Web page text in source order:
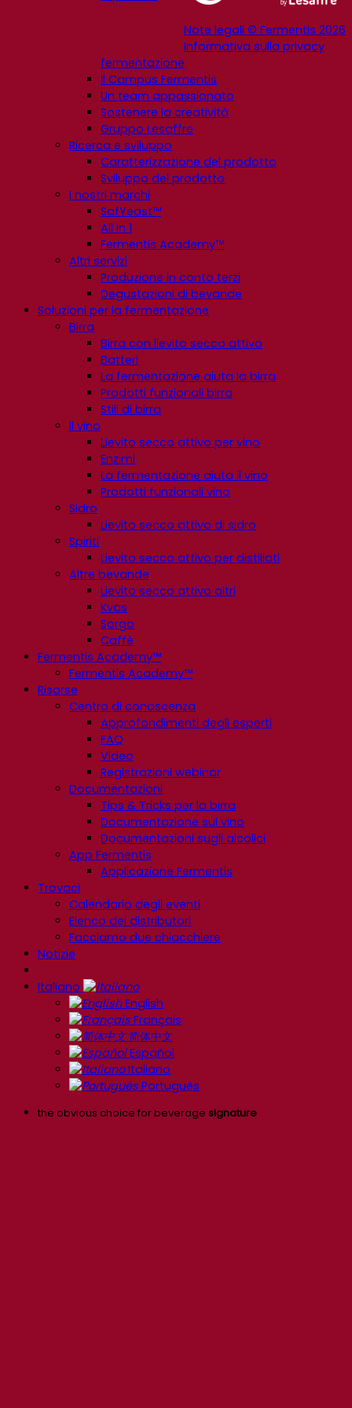
Note legali © Fermentis 2026
Informativa sulla privacy
fermentazione
Il Campus Fermentis
Un team appassionato
Sostenere la creatività
Gruppo Lesaffre
Ricerca e sviluppo
Caratterizzazione del prodotto
Sviluppo del prodotto
I nostri marchi
SafYeast™
All In 1
Fermentis Academy™
Altri servizi
Produzione in conto terzi
Degustazioni di bevande
Soluzioni per la fermentazione
Birra
Birra con lievito secco attivo
Batteri
La fermentazione aiuta la birra
Prodotti funzionali birra
Stili di birra
Il vino
Lievito secco attivo per vino
Enzimi
La fermentazione aiuta il vino
Prodotti funzionali vino
Sidro
Lievito secco attivo di sidro
Spiriti
Lievito secco attivo per distillati
Altre bevande
Lievito secco attivo altri
Kvas
Sorgo
Caffè
Fermentis Academy™
Fermentis Academy™
Risorse
Centro di conoscenza
Approfondimenti degli esperti
FAQ
Video
Registrazioni webinar
Documentazioni
Tips & Tricks per la birra
Documentazione sul vino
Documentazioni sugli alcolici
App Fermentis
Applicazione Fermentis
Trovaci
Calendario degli eventi
Elenco dei distributori
Facciamo due chiacchiere
Notizie
Italiano
English
Français
简体中文
Español
Italiano
Português
the obvious choice for beverage signature